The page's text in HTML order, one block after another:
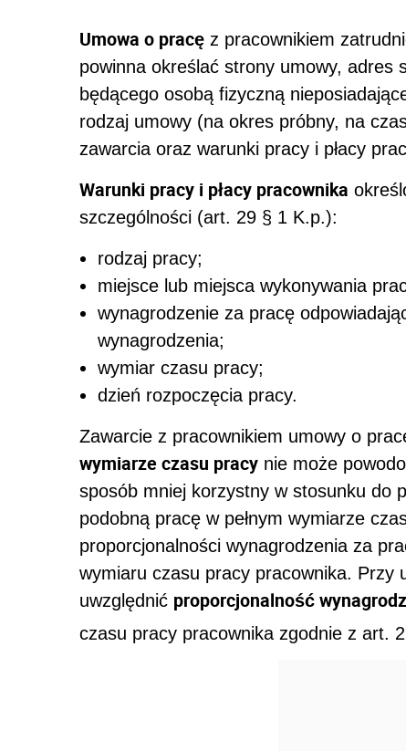
Umowa o pracę z pracownikiem
powinna określać strony umowy, adres
będącego osobą fizyczną
rodzaj umowy (na okres próbny, na
zawarcia oraz warunki pracy i płacy
Warunki pracy i płacy pracownika
szczególności (art. 29 § 1 K.p.):
rodzaj pracy;
miejsce lub miejsca wykonywania
wynagrodzenie za pracę
wynagrodzenia;
wymiar czasu pracy;
dzień rozpoczęcia pracy.
Zawarcie z pracownikiem umowy o
wymiarze czasu pracy nie może
sposób mniej korzystny w stosunku do
podobną pracę w pełnym wymiarze
proporcjonalności wynagrodzenia za
wymiaru czasu pracy pracownika. Przy
uwzględnić proporcjonalność
czasu pracy pracownika zgodnie z art.